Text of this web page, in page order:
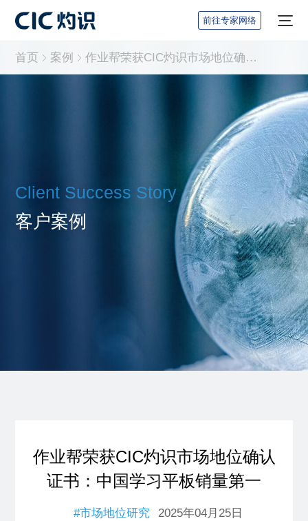
前往专家网络
Client Success Story
客户案例
首页 案例 作业帮荣获CIC灼识市场地位确认证书：中国学习平板销量第一
作业帮荣获CIC灼识市场地位确认
证书：中国学习平板销量第一
#市场地位研究 2025年04月25日